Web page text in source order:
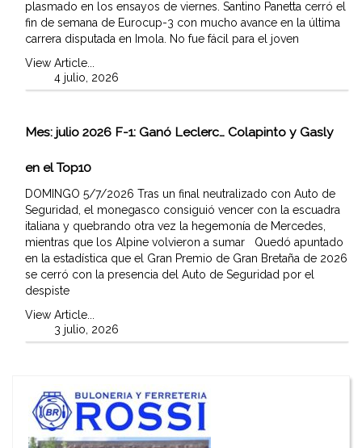
plasmado en los ensayos de viernes. Santino Panetta cerró el
fin de semana de Eurocup-3 con mucho avance en la última
carrera disputada en Imola. No fue fácil para el joven
View Article...
4 julio, 2026
Mes: julio 2026 F-1: Ganó Leclerc… Colapinto y Gasly
en el Top10
DOMINGO 5/7/2026 Tras un final neutralizado con Auto de
Seguridad, el monegasco consiguió vencer con la escuadra
italiana y quebrando otra vez la hegemonía de Mercedes,
mientras que los Alpine volvieron a sumar Quedó apuntado
en la estadística que el Gran Premio de Gran Bretaña de 2026
se cerró con la presencia del Auto de Seguridad por el
despiste
View Article...
3 julio, 2026